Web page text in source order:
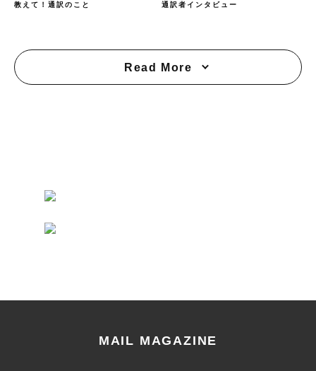
教えて！通訳のこと 通訳者インタビュー
Read More
MAIL MAGAZINE